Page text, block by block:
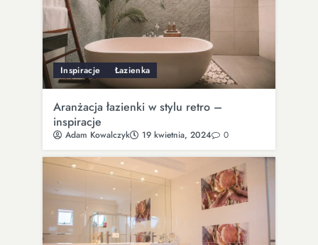
Inspiracje Łazienka
Aranżacja łazienki w stylu retro –
inspiracje
Adam Kowalczyk 19 kwietnia, 2024 0